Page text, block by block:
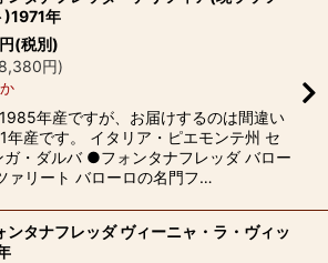
)1971年
円(税別)
円)
年産ですが、お届けするのは間違い
年産です。 イタリア・ピエモンテ州 セ
ガ・ダルバ ●フォンタナフレッダ バロー
ァリート バローロの名門フ…
ンタナフレッダ ヴィーニャ・ラ・ヴィッ